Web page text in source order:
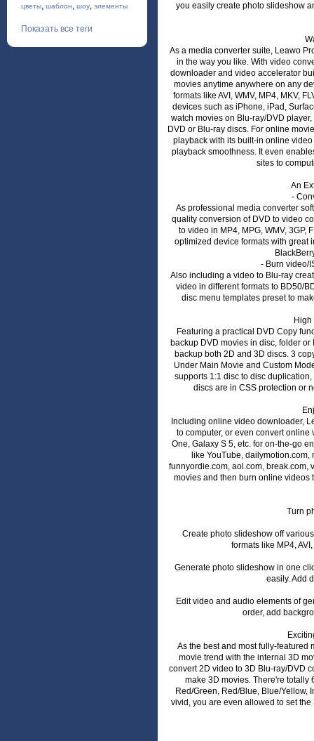
цветы, шаблон, шоу, элементы
Показать все теги
you easily create photo slideshow
As a media converter suite, Leawo
in the way you like. With video
downloader and video accelerator
movies anytime anywhere on any
formats like AVI, WMV, MP4, MKV,
devices such as iPhone, iPad,
watch movies on Blu-ray/DVD
DVD or Blu-ray discs. For online
playback with its built-in online
playback smoothness. It even
sites to
An
-
As professional media converter
quality conversion of DVD to video
to video in MP4, MPG, WMV, 3GP,
optimized device formats with great
- Burn video/
Also including a video to Blu-ray
video in different formats to BD50/
disc menu templates preset to
Featuring a practical DVD Copy
backup DVD movies in disc, folder
backup both 2D and 3D discs. 3
Under Main Movie and Custom
supports 1:1 disc to disc
discs are in CSS protection or
Including online video downloader,
to computer, or even convert
One, Galaxy S 5, etc. for on-the-go
like YouTube,
funnyordie.com, aol.com, break.com,
movies and then burn online videos
Turn
Create photo slideshow off
formats like MP4,
Generate photo slideshow in one
easily. Add
Edit video and audio elements of
order, add
As the best and most fully-featured
movie trend with the internal 3D
convert 2D video to 3D Blu-ray/DVD
make 3D movies. There're totally
Red/Green, Red/Blue, Blue/Yellow,
vivid, you are even allowed to set